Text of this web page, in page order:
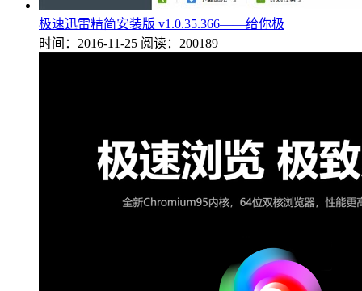
极速迅雷精简安装版 v1.0.35.366——给你极
时间：2016-11-25 阅读：200189